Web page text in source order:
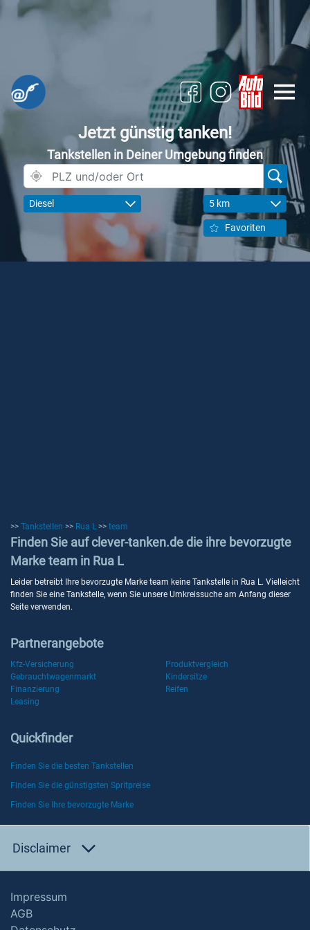
Jetzt günstig tanken!
Tankstellen in Deiner Umgebung finden
Diesel 5 km
Favoriten
>> Tankstellen >> Rua L >> team
Finden Sie auf clever-tanken.de die ihre bevorzugte
Marke team in Rua L
Leider betreibt Ihre bevorzugte Marke team keine Tankstelle in Rua L. Vielleicht
finden Sie eine Tankstelle, wenn Sie unsere Umkreissuche am Anfang dieser
Seite verwenden.
Partnerangebote
Kfz-Versicherung
Produktvergleich
Gebrauchtwagenmarkt
Kindersitze
Finanzierung
Reifen
Leasing
Quickfinder
Finden Sie die besten Tankstellen
Finden Sie die günstigsten Spritpreise
Finden Sie Ihre bevorzugte Marke
Disclaimer
Impressum
AGB